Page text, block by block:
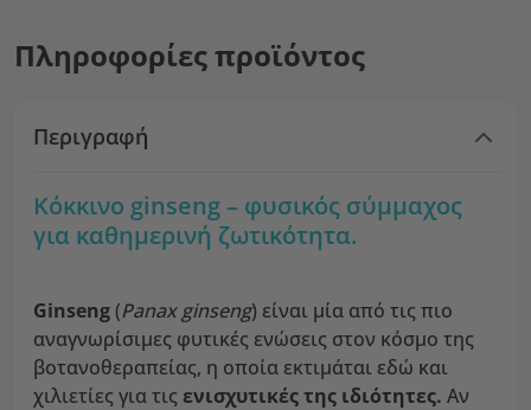
Πληροφορίες προϊόντος
Περιγραφή
Κόκκινο ginseng – φυσικός σύμμαχος
για καθημερινή ζωτικότητα.
Ginseng(Panax ginseng) είναι μία από τις πιο
αναγνωρίσιμες φυτικές ενώσεις στον κόσμο της
βοτανοθεραπείας, η οποία εκτιμάται εδώ και
χιλιετίες για τις ενισχυτικές της ιδιότητες. Αν